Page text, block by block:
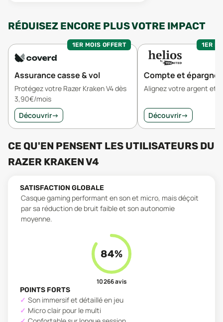
RÉDUISEZ ENCORE PLUS VOTRE IMPACT
1ER MOIS OFFERT
Assurance casse & vol
Protégez votre Razer Kraken V4 dès
3,90€/mois
Découvrir→
1ER
Compte et épargne
Alignez votre argent et
Découvrir→
CE QU'EN PENSENT LES UTILISATEURS DU
RAZER KRAKEN V4
SATISFACTION GLOBALE
Casque gaming performant en son et micro, mais déçoit
par sa réduction de bruit faible et son autonomie
moyenne.
84%
10 266avis
POINTS FORTS
Son immersif et détaillé en jeu
Micro clair pour le multi